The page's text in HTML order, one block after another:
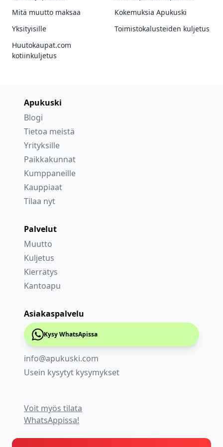
Mitä muutto maksaa
Kokemuksia Apukuski
Yksityisille
Toimistokalusteiden kuljetus
Huutokaupat.com
kotiinkuljetus
Apukuski
Blogi
Tietoa meistä
Yrityksille
Paikkakunnat
Kumppaneille
Kauppiaat
Tilaa nyt
Palvelut
Muutto
Kuljetus
Kierrätys
Kantoapu
Asiakaspalvelu
Kysy WhatsApissa
info@apukuski.com
Usein kysytyt kysymykset
Voit myös tilata
WhatsAppissa!